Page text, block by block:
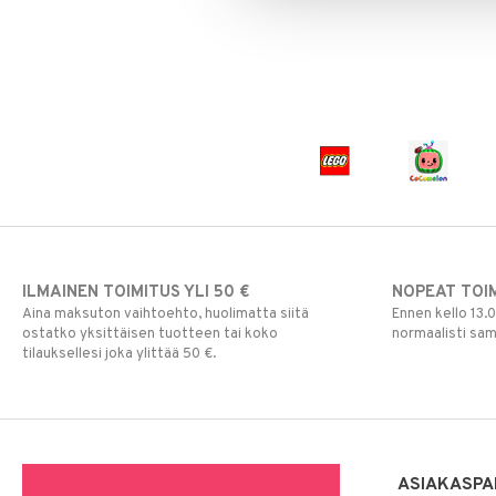
ILMAINEN TOIMITUS YLI 50 €
Aina maksuton vaihtoehto, huolimatta siitä
ostatko yksittäisen tuotteen tai koko
tilauksellesi joka ylittää 50 €.
NOPEAT
Ennen kello
normaalisti